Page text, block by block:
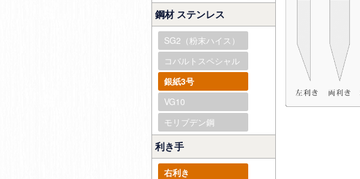
鋼材 ステンレス
SG2（粉末ハイス）
コバルトスペシャル
銀紙3号
VG10
モリブデン鋼
利き手
右利き